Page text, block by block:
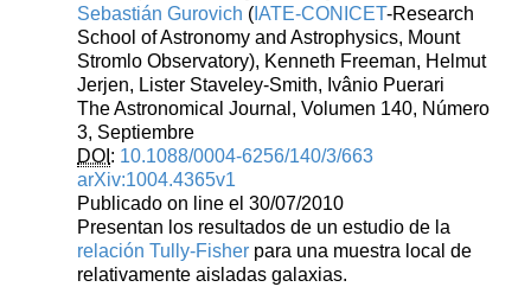
Sebastián Gurovich ( IATE-CONICET-Research
School of Astronomy and Astrophysics, Mount
Stromlo Observatory), Kenneth Freeman, Helmut
Jerjen, Lister Staveley-Smith, Ivânio Puerari
The Astronomical Journal, Volumen 140, Número
3, Septiembre
DOI : 10.1088/0004-6256/140/3/663
arXiv:1004.4365v1
Publicado on line el 30/07/2010
Presentan los resultados de un estudio de la
relación Tully-Fisher para una muestra local de
relativamente aisladas galaxias.